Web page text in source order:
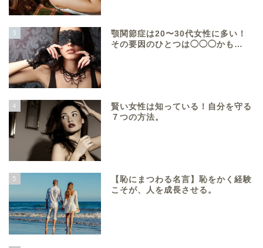
3
顎関節症は20〜30代女性に多い！
その要因のひとつは◯◯◯かも…
4
賢い女性は知っている！自分を守る
７つの方法。
5
【恥にまつわる名言】恥をかく経験
こそが、人を成長させる。